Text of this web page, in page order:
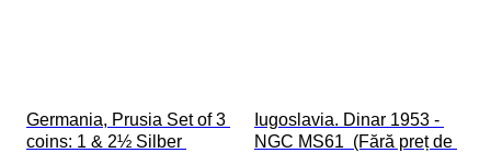
Germania, Prusia Set of 3
coins: 1 & 2½ Silber
Iugoslavia. Dinar 1953 -
NGC MS61  (Fără preț de